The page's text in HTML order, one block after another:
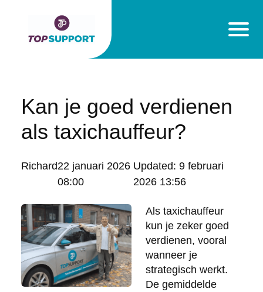
Kan je goed verdienen
als taxichauffeur?
Posted
Richard22 januari 2026
08:00
Updated:9 februari
2026 13:56
Als taxichauffeur
kun je zeker goed
verdienen, vooral
wanneer je
strategisch werkt.
De gemiddelde